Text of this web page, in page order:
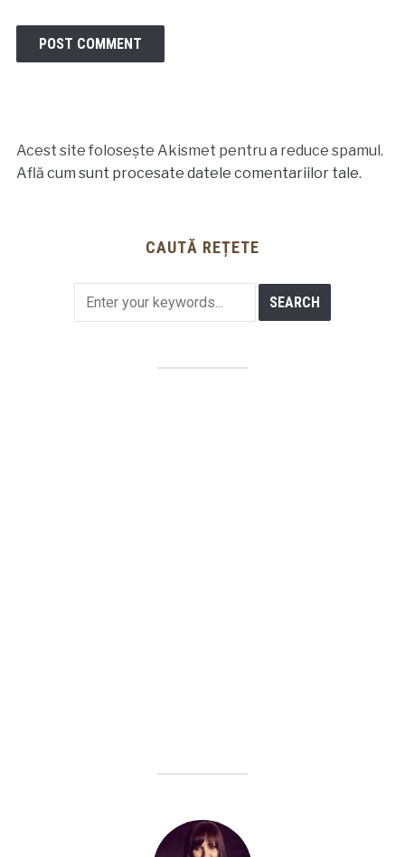
Acest site folosește Akismet pentru a reduce spamul.
Află cum sunt procesate datele comentariilor tale.
CAUTĂ REȚETE